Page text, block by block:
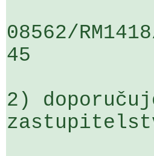
08562/
45
2)